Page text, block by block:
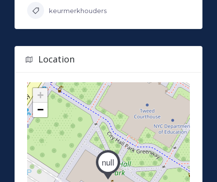
keurmerkhouders
Location
null
+
−